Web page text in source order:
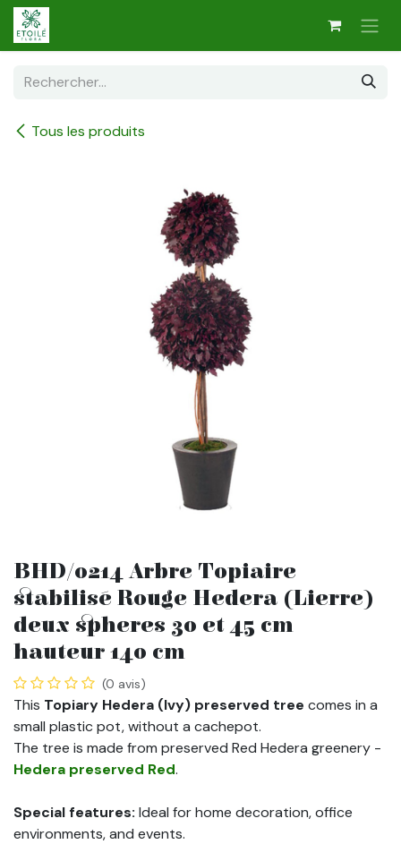
Se rendre au contenu
Tous les produits
BHD/0214 Arbre Topiaire
stabilisé Rouge Hedera (Lierre)
deux spheres 30 et 45 cm
hauteur 140 cm
(0 avis)
This Topiary Hedera (Ivy) preserved tree comes in a
small plastic pot, without a cachepot.
The tree is made from preserved Red Hedera greenery -
Hedera preserved Red.
Special features: Ideal for home decoration, office
environments, and events.